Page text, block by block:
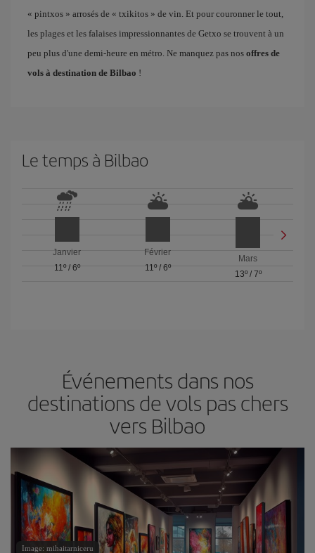
« pintxos » arrosés de « txikitos » de vin. Et pour couronner le tout,
les plages et les falaises impressionnantes de Getxo se trouvent à un
peu plus d'une demi-heure en métro. Ne manquez pas nos offres de
vols à destination de Bilbao !
Le temps à Bilbao
Janvier
11º/ 6º
Février
11º/ 6º
Mars
13º/ 7º
Événements dans nos
destinations de vols pas chers
vers Bilbao
Image: mihaitarniceru